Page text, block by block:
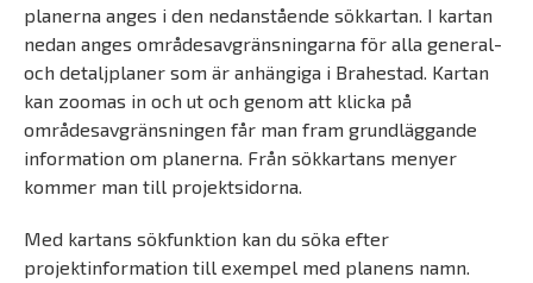
planerna anges i den nedanstående sökkartan. I kartan
nedan anges områdesavgränsningarna för alla general-
och detaljplaner som är anhängiga i Brahestad. Kartan
kan zoomas in och ut och genom att klicka på
områdesavgränsningen får man fram grundläggande
information om planerna. Från sökkartans menyer
kommer man till projektsidorna.
Med kartans sökfunktion kan du söka efter
projektinformation till exempel med planens namn.